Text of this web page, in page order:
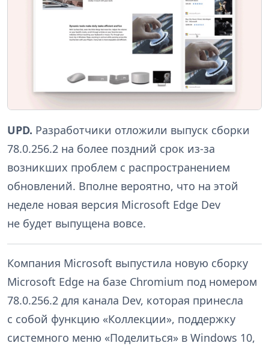
UPD. Разработчики отложили выпуск сборки
78.0.256.2 на более поздний срок из-за
возникших проблем с распространением
обновлений. Вполне вероятно, что на этой
неделе новая версия Microsoft Edge Dev
не будет выпущена вовсе.
Компания Microsoft выпустила новую сборку
Microsoft Edge на базе Chromium под номером
78.0.256.2 для канала Dev, которая принесла
с собой функцию «Коллекции», поддержку
системного меню «Поделиться» в Windows 10,